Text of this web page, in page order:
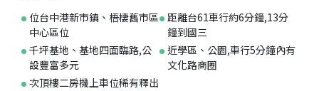
位台中港新市鎮、梧棲舊市區
中心區位
距離台61車行約6分鐘,13分
鐘到國三
千坪基地、基地四面臨路,公
設豐富多元
近學區、公園,車行5分鐘內有
文化路商圈
次頂樓二房機上車位稀有釋出